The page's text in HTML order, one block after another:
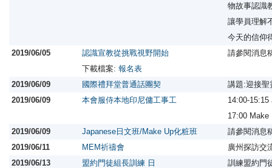
物故事認識
讓學員理解
今天的信仰
2019/06/05
認識宣教從挑戰視野開始
下載檔案: 報名表
請參閱消息
2019/06/09 國際禮拜堂普通話團契
講題:迎接
2019/06/09
本會服侍本地印尼傭工事工
14:00-
17:00
2019/06/09
Japanese日文班/Make Up化粧班
請參閱消息
2019/06/11
MEM祈禱會
廣州探訪交
2019/06/13
盟約門徒組長訓練 日
訓練盟約門